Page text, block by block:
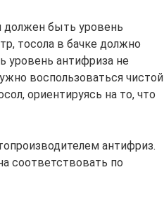
должен быть уровень
тосола в бачке должно
уровень антифриза не
воспользоваться чистой
ориентируясь на то, что
антифриз.
соответствовать по